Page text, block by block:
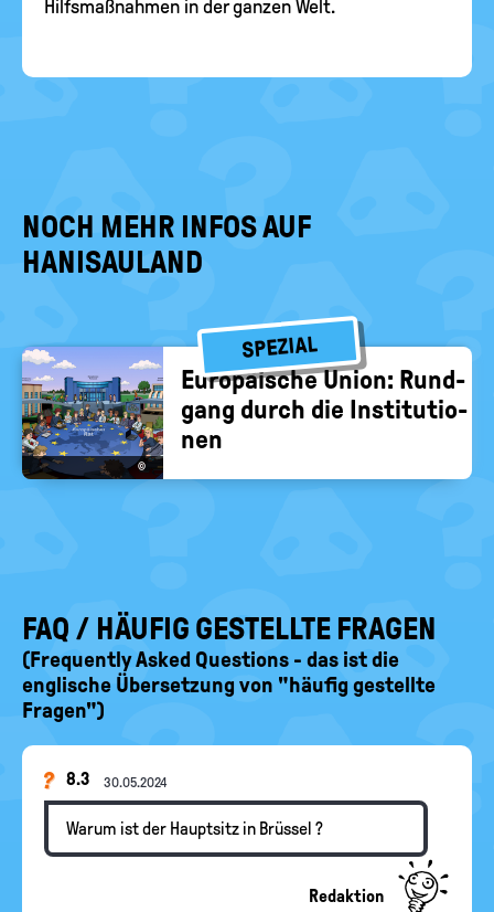
Hilfsmaßnahmen in der ganzen Welt.
FAQ / HÄUFIG GESTELLTE FRAGEN
(Frequently Asked Questions - das ist die
englische Übersetzung von "häufig gestellte
Fragen")
8.3 30.05.2024
Warum ist der Hauptsitz in Brüssel ?
Redaktion
NOCH MEHR INFOS AUF
HANISAULAND
SPEZIAL
©
Eu­ro­päi­sche Union: Rund­
gang durch die In­sti­tu­tio­
nen